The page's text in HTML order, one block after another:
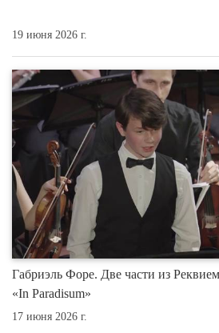
19 июня 2026 г.
Габриэль Форе. Две части из
«In Paradisum»
17 июня 2026 г.